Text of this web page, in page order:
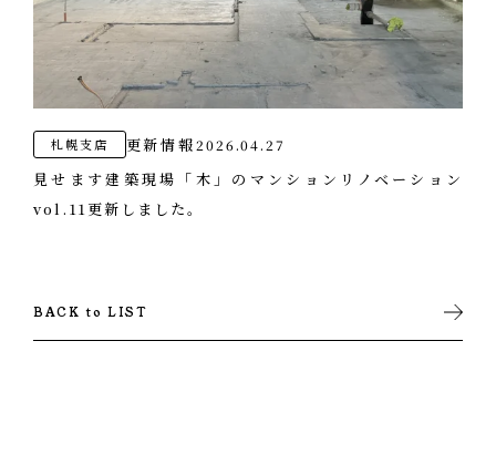
BACK to LIST
札幌支店 更新情報2026.04.27
見せます建築現場「木」のマンションリノベーション
vol.11更新しました。